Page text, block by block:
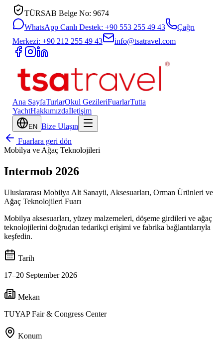
TÜRSAB Belge No: 9674
WhatsApp Canlı Destek: +90 553 255 49 43
Çağrı
Merkezi: +90 212 255 49 43
info@tsatravel.com
Ana SayfaTurlarOkul GezileriFuarlarTutta
YachtHakkımızdaİletişim
EN Bize Ulaşın
Fuarlara geri dön
Mobilya ve Ağaç Teknolojileri
Intermob 2026
Uluslararası Mobilya Alt Sanayii, Aksesuarları, Orman Ürünleri ve
Ağaç Teknolojileri Fuarı
Mobilya aksesuarları, yüzey malzemeleri, döşeme girdileri ve ağaç
teknolojilerini doğrudan tedarikçi erişimi ve fabrika bağlantılarıyla
keşfedin.
Tarih
17–20 September 2026
Mekan
TUYAP Fair & Congress Center
Konum